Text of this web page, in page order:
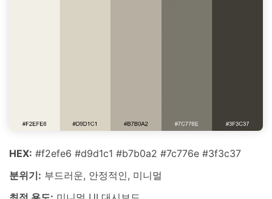
HEX: #f2efe6 #d9d1c1 #b7b0a2 #7c776e #3f3c37
분위기: 부드러운, 안정적인, 미니멀